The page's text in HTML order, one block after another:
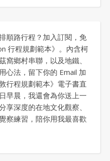
順路行程？加入訂閱，免
行程規劃範本》。內含柯
窩鄉村串聯，以及地鐵、
心法，留下你的 Email 加
行程規劃範本》電子書直
早晨，我還會為你送上一
享深度的在地文化觀察、
察練習，陪你用我最喜歡